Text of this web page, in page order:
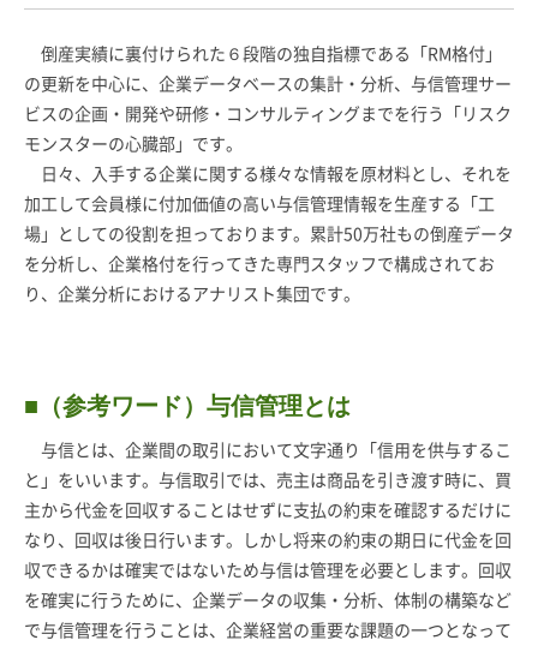
倒産実績に裏付けられた６段階の独自指標である「RM格付」
の更新を中心に、企業データベースの集計・分析、与信管理サー
ビスの企画・開発や研修・コンサルティングまでを行う「リスク
モンスターの心臓部」です。
日々、入手する企業に関する様々な情報を原材料とし、それを
加工して会員様に付加価値の高い与信管理情報を生産する「工
場」としての役割を担っております。累計50万社もの倒産データ
を分析し、企業格付を行ってきた専門スタッフで構成されてお
り、企業分析におけるアナリスト集団です。
■（参考ワード）与信管理とは
与信とは、企業間の取引において文字通り「信用を供与するこ
と」をいいます。与信取引では、売主は商品を引き渡す時に、買
主から代金を回収することはせずに支払の約束を確認するだけに
なり、回収は後日行います。しかし将来の約束の期日に代金を回
収できるかは確実ではないため与信は管理を必要とします。回収
を確実に行うために、企業データの収集・分析、体制の構築など
で与信管理を行うことは、企業経営の重要な課題の一つとなって